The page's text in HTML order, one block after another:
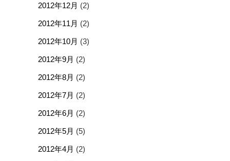
2012年12月 (2)
2012年11月 (2)
2012年10月 (3)
2012年9月 (2)
2012年8月 (2)
2012年7月 (2)
2012年6月 (2)
2012年5月 (5)
2012年4月 (2)